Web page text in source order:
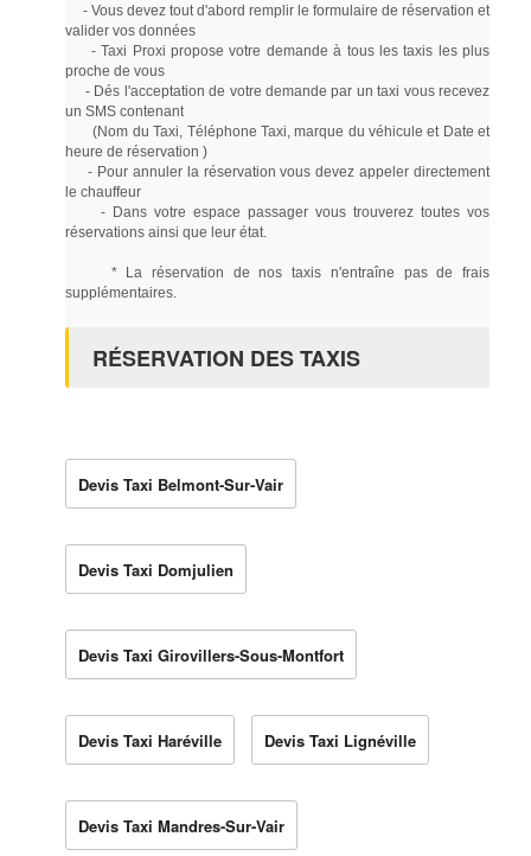
- Vous devez tout d'abord remplir le formulaire de réservation et
valider vos données
- Taxi Proxi propose votre demande à tous les taxis les plus
proche de vous
- Dés l'acceptation de votre demande par un taxi vous recevez
un SMS contenant
(Nom du Taxi, Téléphone Taxi, marque du véhicule et Date et
heure de réservation )
- Pour annuler la réservation vous devez appeler directement
le chauffeur
- Dans votre espace passager vous trouverez toutes vos
réservations ainsi que leur état.
* La réservation de nos taxis n'entraîne pas de frais
supplémentaires.
RÉSERVATION DES TAXIS
Devis Taxi Belmont-Sur-Vair
Devis Taxi Domjulien
Devis Taxi Girovillers-Sous-Montfort
Devis Taxi Haréville Devis Taxi Lignéville
Devis Taxi Mandres-Sur-Vair